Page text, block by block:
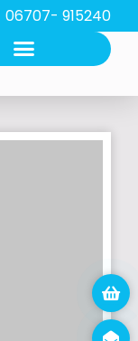
06707- 915240